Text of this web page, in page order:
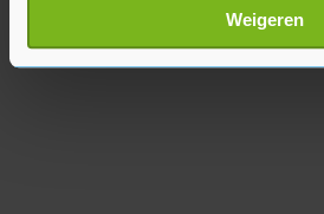
Lees meer over hoe uw
verwerkt en stel uw voorkeuren in
U kunt uw toestemming op elk
Weigeren